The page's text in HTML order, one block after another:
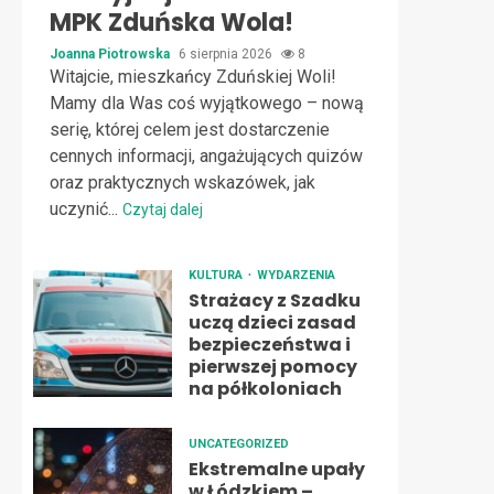
MPK Zduńska Wola!
Joanna Piotrowska 6 sierpnia 2026 8
Witajcie, mieszkańcy Zduńskiej Woli!
Mamy dla Was coś wyjątkowego – nową
serię, której celem jest dostarczenie
cennych informacji, angażujących quizów
oraz praktycznych wskazówek, jak
uczynić... Czytaj dalej
KULTURA WYDARZENIA
Strażacy z Szadku
uczą dzieci zasad
bezpieczeństwa i
pierwszej pomocy
na półkoloniach
UNCATEGORIZED
Ekstremalne upały